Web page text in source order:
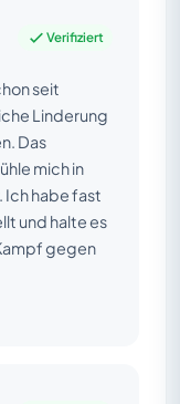
Verifiziert
seit
Linderung
Das
mich in
Ich habe fast
und halte es
gegen